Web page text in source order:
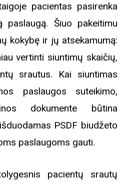
pacientas pasirenka
paslaugą. Šiuo pakeitimu
kokybę ir jų atsekamumą:
vertinti siuntimų skaičių,
srautus. Kai siuntimas
paslaugos suteikimo,
dokumente būtina
PSDF biudžeto
paslaugoms gauti.
pacientų srautų